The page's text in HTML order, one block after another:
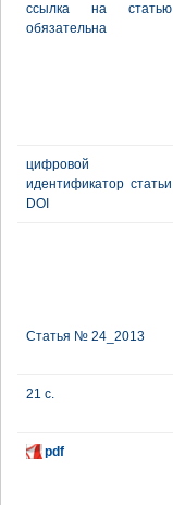
ссылка на статью
обязательна
цифровой
идентификатор статьи
DOI
Статья № 24_2013
21 с.
pdf